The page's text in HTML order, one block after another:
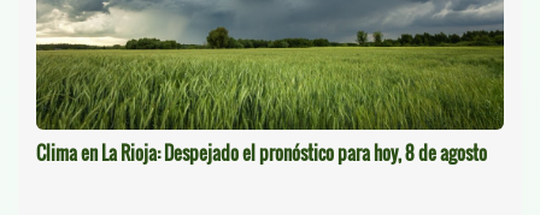
Clima en La Rioja: Despejado el pronóstico para hoy, 8 de agosto